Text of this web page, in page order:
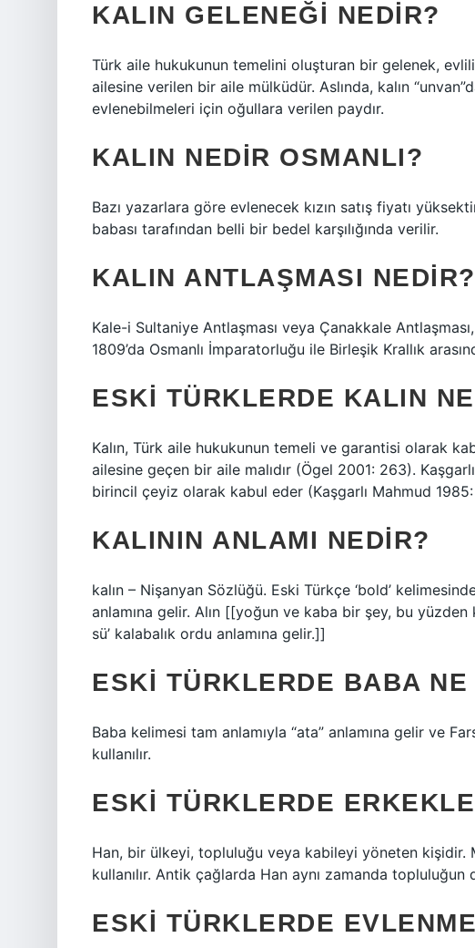
KALIN GELENEĞI NEDIR?
Türk aile hukukunun temelini oluşturan bir gelenek,
ailesine verilen bir aile mülküdür. Aslında, kalın
evlenebilmeleri için oğullara verilen paydır.
KALIN NEDIR OSMANLI?
Bazı yazarlara göre evlenecek kızın satış fiyatı
babası tarafından belli bir bedel karşılığında verilir.
KALIN ANTLAŞMASI NEDIR?
Kale-i Sultaniye Antlaşması veya Çanakkale
1809’da Osmanlı İmparatorluğu ile Birleşik Krallık
ESKI TÜRKLERDE KALIN
Kalın, Türk aile hukukunun temeli ve garantisi olarak
ailesine geçen bir aile malıdır (Ögel 2001: 263).
birincil çeyiz olarak kabul eder (Kaşgarlı Mahmud 1985:
KALININ ANLAMI NEDIR?
kalın – Nişanyan Sözlüğü. Eski Türkçe ‘bold’
anlamına gelir. Alın [[yoğun ve kaba bir şey, bu yüzden
sü’ kalabalık ordu anlamına gelir.]]
ESKI TÜRKLERDE BABA NE
Baba kelimesi tam anlamıyla “ata” anlamına gelir ve
kullanılır.
ESKI TÜRKLERDE
Han, bir ülkeyi, topluluğu veya kabileyi yöneten kişidir.
kullanılır. Antik çağlarda Han aynı zamanda topluluğun
ESKI TÜRKLERDE